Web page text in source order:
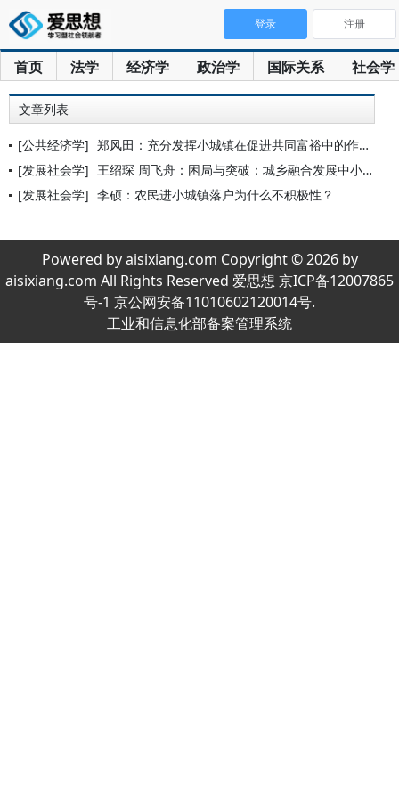
首页 法学 经济学 政治学 国际关系 社会学
登录 注册
文章列表
[公共经济学] 郑风田：充分发挥小城镇在促进共同富裕中的作用
[发展社会学] 王绍琛 周飞舟：困局与突破：城乡融合发展中小城镇问题再探究
[发展社会学] 李硕：农民进小城镇落户为什么不积极性？
Powered by aisixiang.com Copyright © 2026 by
aisixiang.com All Rights Reserved 爱思想 京ICP备12007865
号-1 京公网安备11010602120014号.
工业和信息化部备案管理系统